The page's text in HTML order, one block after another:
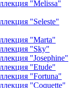
"Melissa"
"Seleste"
"Marta"
"Sky"
"Josephine"
"Etude"
"Fortuna"
"Coquette"